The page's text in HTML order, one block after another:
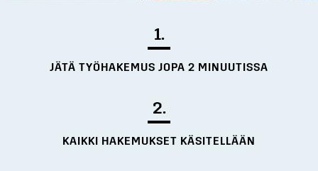
1.
JÄTÄ TYÖHAKEMUS JOPA 2 MINUUTISSA
2.
KAIKKI HAKEMUKSET KÄSITELLÄÄN